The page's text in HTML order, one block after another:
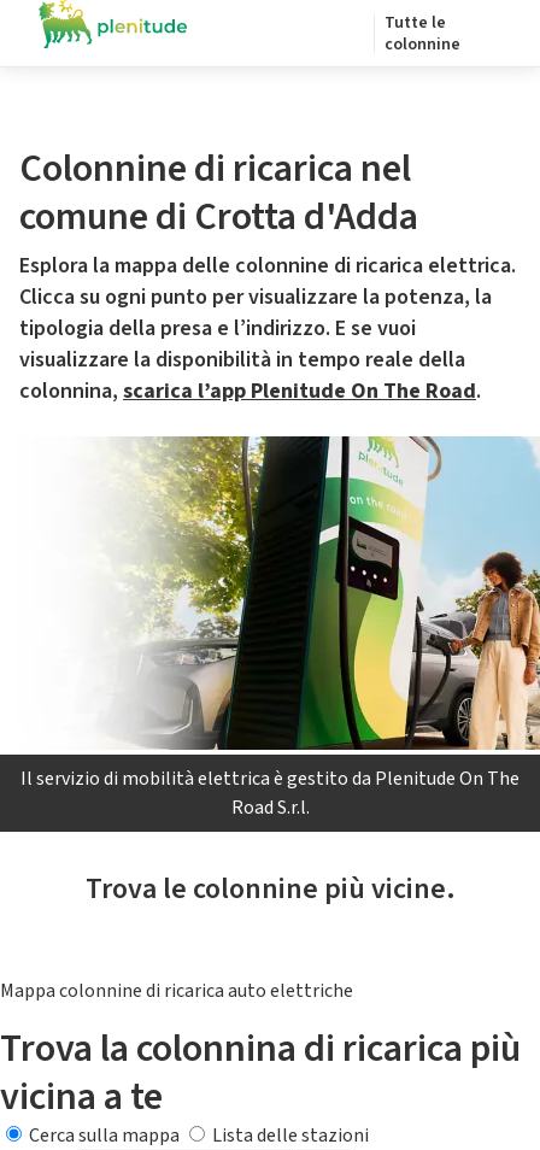
Tutte le
colonnine
Colonnine di ricarica nel
comune di Crotta d'Adda
Esplora la mappa delle colonnine di ricarica elettrica.
Clicca su ogni punto per visualizzare la potenza, la
tipologia della presa e l’indirizzo. E se vuoi
visualizzare la disponibilità in tempo reale della
colonnina, scarica l’app Plenitude On The Road.
Il servizio di mobilità elettrica è gestito da Plenitude On The
Road S.r.l.
Trova le colonnine più vicine.
Mappa colonnine di ricarica auto elettriche
Trova la colonnina di ricarica più
vicina a te
Cerca sulla mappa
Lista delle stazioni